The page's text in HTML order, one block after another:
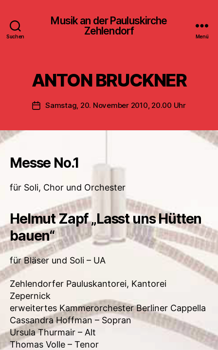
Suchen
Musik an der Pauluskirche
Zehlendorf
Menü
ANTON BRUCKNER
Veröffentlichungsdatum
Samstag, 20. November 2010, 20.00 Uhr
Messe No.1
für Soli, Chor und Orchester
Helmut Zapf „Lasst uns Hütten
bauen“
für Bläser und Soli – UA
Zehlendorfer Pauluskantorei, Kantorei
Zepernick
erweitertes Kammerorchester Berliner Cappella
Cassandra Hoffman – Sopran
Ursula Thurmair – Alt
Thomas Volle – Tenor